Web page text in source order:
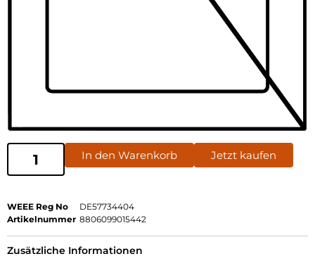
In den Warenkorb Jetzt kaufen
WEEE Reg No
DE57734404
Artikelnummer 8806099015442
Zusätzliche Informationen